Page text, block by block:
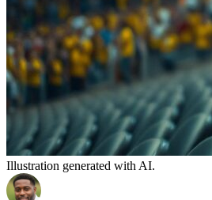
Illustration generated with AI.